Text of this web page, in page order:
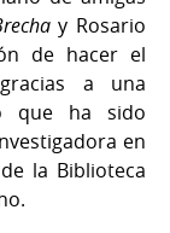
y Rosario
de hacer el
a una
que ha sido
en
la Biblioteca